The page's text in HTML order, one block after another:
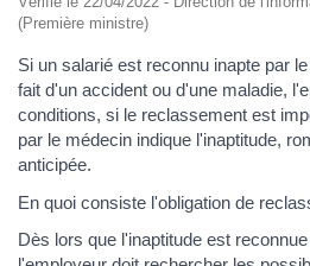
(Première ministre)
Si un salarié est reconnu inapte par le
fait d'un accident ou d'une maladie,
conditions, si le reclassement est
par le médecin indique l'inaptitude,
anticipée.
En quoi consiste l'obligation de
Dès lors que l'inaptitude est